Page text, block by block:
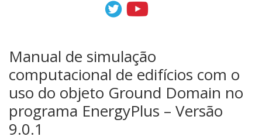
Manual de simulação
computacional de edifícios com o
uso do objeto Ground Domain no
programa EnergyPlus – Versão
9.0.1